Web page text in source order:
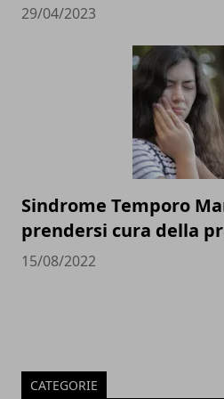
29/04/2023
Sindrome Temporo
prendersi cura della
15/08/2022
CATEGORIE